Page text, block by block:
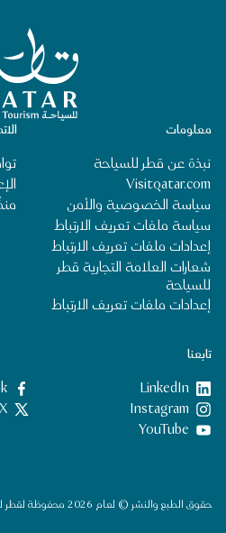
الصفحة
تابعنا
LinkedIn
‎Instagram‏
X
YouTube
معلومات
نبذة عن قطر للسياحة
Visitqatar.com
سياسة الخصوصية والأمن
سياسة ملفات تعريف الارتباط
إعدادات ملفات تعريف الارتباط
شعارات العلامة التجارية قطر
للسياحة
إعدادات ملفات تعريف الارتباط
حقوق الطبع والنشر © لعام 2026 محفوظة لقطر للسياحة | جميع الحقوق محفوظة